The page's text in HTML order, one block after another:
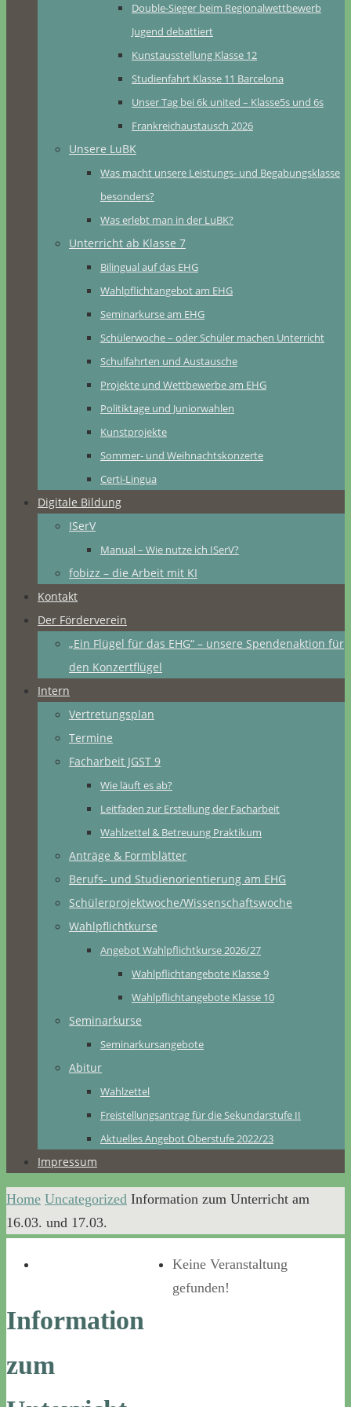
Double-Sieger beim Regionalwettbewerb
Jugend debattiert
Kunstausstellung Klasse 12
Studienfahrt Klasse 11 Barcelona
Unser Tag bei 6k united – Klasse5s und 6s
Frankreichaustausch 2026
Unsere LuBK
Was macht unsere Leistungs- und Begabungsklasse
besonders?
Was erlebt man in der LuBK?
Unterricht ab Klasse 7
Bilingual auf das EHG
Wahlpflichtangebot am EHG
Seminarkurse am EHG
Schülerwoche – oder Schüler machen Unterricht
Schulfahrten und Austausche
Projekte und Wettbewerbe am EHG
Politiktage und Juniorwahlen
Kunstprojekte
Sommer- und Weihnachtskonzerte
Certi-Lingua
Digitale Bildung
ISerV
Manual – Wie nutze ich ISerV?
fobizz – die Arbeit mit KI
Kontakt
Der Förderverein
„Ein Flügel für das EHG“ – unsere Spendenaktion für
den Konzertflügel
Intern
Vertretungsplan
Termine
Facharbeit JGST 9
Wie läuft es ab?
Leitfaden zur Erstellung der Facharbeit
Wahlzettel & Betreuung Praktikum
Anträge & Formblätter
Berufs- und Studienorientierung am EHG
Schülerprojektwoche/Wissenschaftswoche
Wahlpflichtkurse
Angebot Wahlpflichtkurse 2026/27
Wahlpflichtangebote Klasse 9
Wahlpflichtangebote Klasse 10
Seminarkurse
Seminarkursangebote
Abitur
Wahlzettel
Freistellungsantrag für die Sekundarstufe II
Aktuelles Angebot Oberstufe 2022/23
Impressum
Home Uncategorized Information zum Unterricht am
16.03. und 17.03.
Information
zum
Keine Veranstaltung
gefunden!